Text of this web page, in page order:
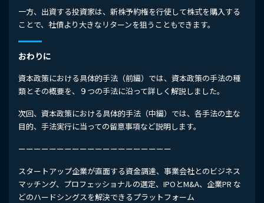
一方、出資する投資家は、新株予約権を行使して株式を購入する
ことで、社債より大きなリターンを狙うこともできます。
おわりに
資本政策における具体的手法（前編）では、資本政策の手法の種
類とその概要を、９つの手法に沿って詳しく解説しました。
次回、資本政策における具体的手法（中編）では、各手法の主な
目的、手法実行に当っての留意事項など説明します。
ーーーーーーーーーーーーーーーーーーーー
スタートアップ企業が直面する資金調達、事業会社とのビジネス
マッチング、プロフェッショナルの選定、IPOとM&A、企業PR な
どのハードシングスを解決できるプラットフォーム